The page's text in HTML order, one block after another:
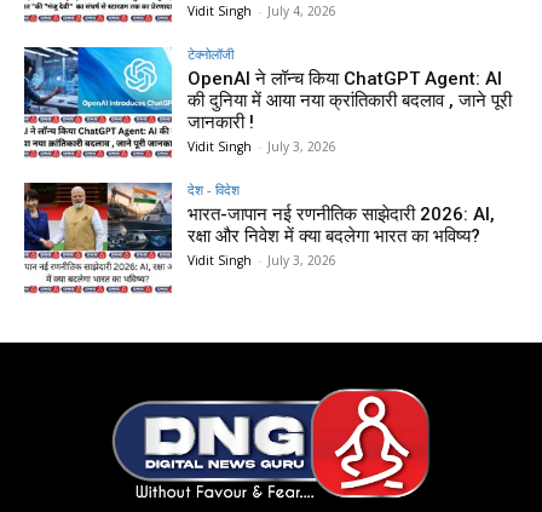
Vidit Singh - July 4, 2026
टेक्नोलॉजी
OpenAI ने लॉन्च किया ChatGPT Agent: AI
की दुनिया में आया नया क्रांतिकारी बदलाव , जाने पूरी
जानकारी !
Vidit Singh - July 3, 2026
देश - विदेश
भारत-जापान नई रणनीतिक साझेदारी 2026: AI,
रक्षा और निवेश में क्या बदलेगा भारत का भविष्य?
Vidit Singh - July 3, 2026